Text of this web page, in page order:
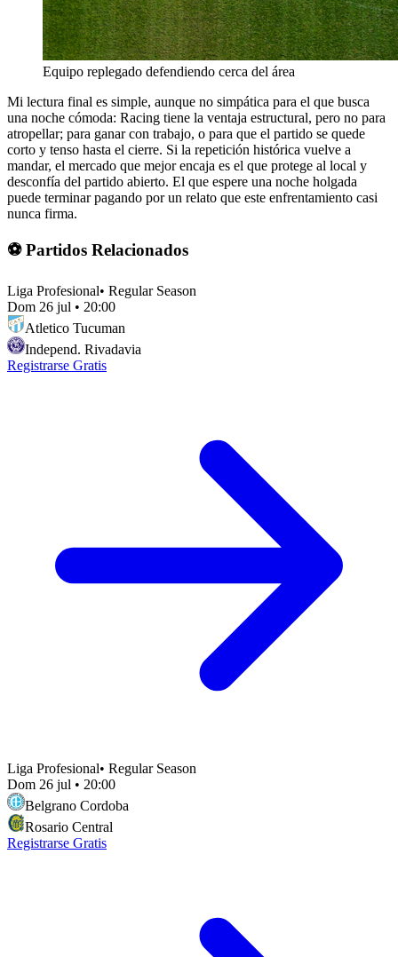
Equipo replegado defendiendo cerca del área
Mi lectura final es simple, aunque no simpática para el que busca
una noche cómoda: Racing tiene la ventaja estructural, pero no para
atropellar; para ganar con trabajo, o para que el partido se quede
corto y tenso hasta el cierre. Si la repetición histórica vuelve a
mandar, el mercado que mejor encaja es el que protege al local y
desconfía del partido abierto. El que espere una noche holgada
puede terminar pagando por un relato que este enfrentamiento casi
nunca firma.
⚽ Partidos Relacionados
Liga Profesional• Regular Season
Dom 26 jul • 20:00
Atletico Tucuman
Independ. Rivadavia
Registrarse Gratis
Liga Profesional• Regular Season
Dom 26 jul • 20:00
Belgrano Cordoba
Rosario Central
Registrarse Gratis